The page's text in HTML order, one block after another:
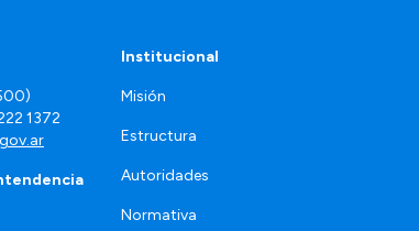
1372
Institucional
Misión
Estructura
Autoridades
Normativa